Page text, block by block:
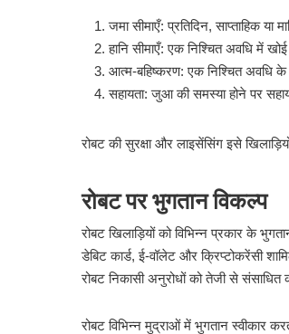
जमा सीमाएँ: प्रतिदिन, साप्ताहिक या
हानि सीमाएँ: एक निश्चित अवधि में
आत्म-बहिष्करण: एक निश्चित अवधि
सहायता: जुआ की समस्या होने पर
रोबट की सुरक्षा और लाइसेंसिंग इसे
रोबट पर भुगतान विकल्प
रोबट खिलाड़ियों को विभिन्न प्रकार के
डेबिट कार्ड, ई-वॉलेट और क्रिप्टोकरेंसी
रोबट निकासी अनुरोधों को तेजी से
रोबट विभिन्न मुद्राओं में भुगतान स्वीकार